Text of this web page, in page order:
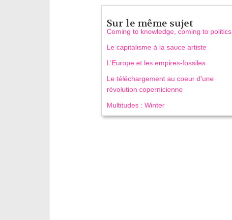
Sur le même sujet
Coming to knowledge, coming to politics
Le capitalisme à la sauce artiste
L’Europe et les empires-fossiles
Le téléchargement au coeur d’une
révolution copernicienne
Multitudes : Winter